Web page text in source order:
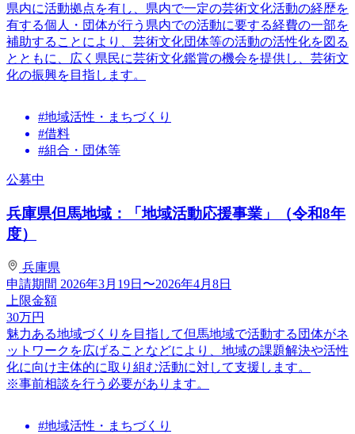
県内に活動拠点を有し、県内で一定の芸術文化活動の経歴を
有する個人・団体が行う県内での活動に要する経費の一部を
補助することにより、芸術文化団体等の活動の活性化を図る
とともに、広く県民に芸術文化鑑賞の機会を提供し、芸術文
化の振興を目指します。
#地域活性・まちづくり
#借料
#組合・団体等
公募中
兵庫県但馬地域：「地域活動応援事業」（令和8年
度）
兵庫県
申請期間 2026年3月19日〜2026年4月8日
上限金額
30万円
魅力ある地域づくりを目指して但馬地域で活動する団体がネ
ットワークを広げることなどにより、地域の課題解決や活性
化に向け主体的に取り組む活動に対して支援します。
※事前相談を行う必要があります。
#地域活性・まちづくり